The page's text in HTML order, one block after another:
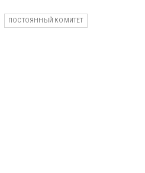
ПОСТОЯННЫЙ КОМИТЕТ